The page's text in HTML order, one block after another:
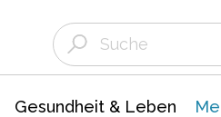
Gesundheit & Leben